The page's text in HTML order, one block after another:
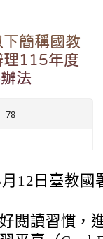
簡稱國教
理115年度
法
78
12日臺教國
閱讀習慣，